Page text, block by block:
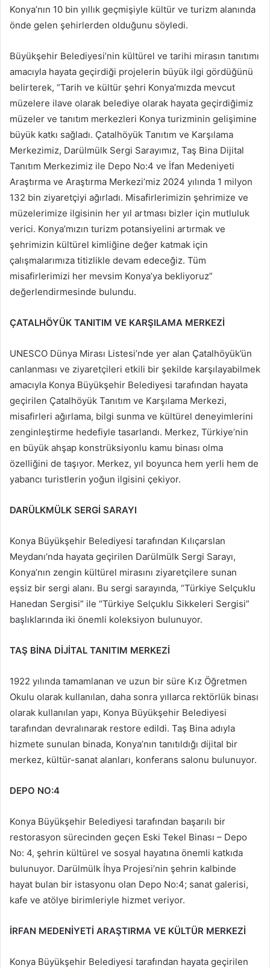
Konya’nın 10 bin yıllık geçmişiyle kültür ve turizm alanında
önde gelen şehirlerden olduğunu söyledi.
Büyükşehir Belediyesi’nin kültürel ve tarihi mirasın tanıtımı
amacıyla hayata geçirdiği projelerin büyük ilgi gördüğünü
belirterek, “Tarih ve kültür şehri Konya’mızda mevcut
müzelere ilave olarak belediye olarak hayata geçirdiğimiz
müzeler ve tanıtım merkezleri Konya turizminin gelişimine
büyük katkı sağladı. Çatalhöyük Tanıtım ve Karşılama
Merkezimiz, Darülmülk Sergi Sarayımız, Taş Bina Dijital
Tanıtım Merkezimiz ile Depo No:4 ve İfan Medeniyeti
Araştırma ve Araştırma Merkezi’miz 2024 yılında 1 milyon
132 bin ziyaretçiyi ağırladı. Misafirlerimizin şehrimize ve
müzelerimize ilgisinin her yıl artması bizler için mutluluk
verici. Konya’mızın turizm potansiyelini artırmak ve
şehrimizin kültürel kimliğine değer katmak için
çalışmalarımıza titizlikle devam edeceğiz. Tüm
misafirlerimizi her mevsim Konya’ya bekliyoruz”
değerlendirmesinde bulundu.
ÇATALHÖYÜK TANITIM VE KARŞILAMA MERKEZİ
UNESCO Dünya Mirası Listesi’nde yer alan Çatalhöyük’ün
canlanması ve ziyaretçileri etkili bir şekilde karşılayabilmek
amacıyla Konya Büyükşehir Belediyesi tarafından hayata
geçirilen Çatalhöyük Tanıtım ve Karşılama Merkezi,
misafirleri ağırlama, bilgi sunma ve kültürel deneyimlerini
zenginleştirme hedefiyle tasarlandı. Merkez, Türkiye’nin
en büyük ahşap konstrüksiyonlu kamu binası olma
özelliğini de taşıyor. Merkez, yıl boyunca hem yerli hem de
yabancı turistlerin yoğun ilgisini çekiyor.
DARÜLKMÜLK SERGİ SARAYI
Konya Büyükşehir Belediyesi tarafından Kılıçarslan
Meydanı’nda hayata geçirilen Darülmülk Sergi Sarayı,
Konya’nın zengin kültürel mirasını ziyaretçilere sunan
eşsiz bir sergi alanı. Bu sergi sarayında, “Türkiye Selçuklu
Hanedan Sergisi” ile “Türkiye Selçuklu Sikkeleri Sergisi”
başlıklarında iki önemli koleksiyon bulunuyor.
TAŞ BİNA DİJİTAL TANITIM MERKEZİ
1922 yılında tamamlanan ve uzun bir süre Kız Öğretmen
Okulu olarak kullanılan, daha sonra yıllarca rektörlük binası
olarak kullanılan yapı, Konya Büyükşehir Belediyesi
tarafından devralınarak restore edildi. Taş Bina adıyla
hizmete sunulan binada, Konya’nın tanıtıldığı dijital bir
merkez, kültür-sanat alanları, konferans salonu bulunuyor.
DEPO NO:4
Konya Büyükşehir Belediyesi tarafından başarılı bir
restorasyon sürecinden geçen Eski Tekel Binası – Depo
No: 4, şehrin kültürel ve sosyal hayatına önemli katkıda
bulunuyor. Darülmülk İhya Projesi’nin şehrin kalbinde
hayat bulan bir istasyonu olan Depo No:4; sanat galerisi,
kafe ve atölye birimleriyle hizmet veriyor.
İRFAN MEDENİYETİ ARAŞTIRMA VE KÜLTÜR MERKEZİ
Konya Büyükşehir Belediyesi tarafından hayata geçirilen